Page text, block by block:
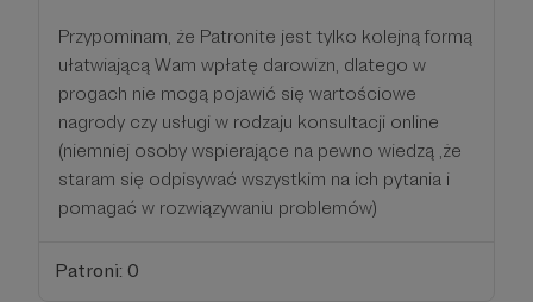
Przypominam, że Patronite jest tylko kolejną formą
ułatwiającą Wam wpłatę darowizn, dlatego w
progach nie mogą pojawić się wartościowe
nagrody czy usługi w rodzaju konsultacji online
(niemniej osoby wspierające na pewno wiedzą ,że
staram się odpisywać wszystkim na ich pytania i
pomagać w rozwiązywaniu problemów)
Patroni: 0